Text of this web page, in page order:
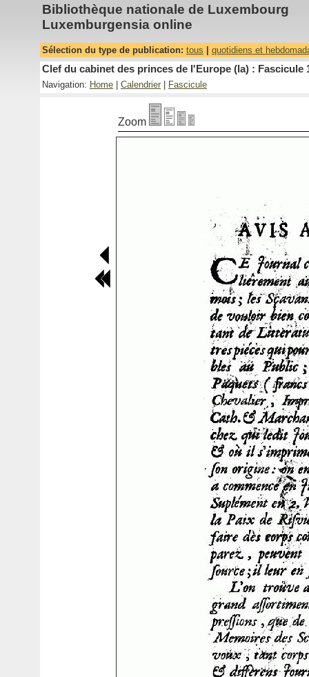
Bibliothèque nationale de Luxembourg
Luxemburgensia online
Sélection du type de publication: tous quotidiens et
Clef du cabinet des princes de l'Europe (la) : Fascicule
Navigation: Home Calendrier Fascicule
Zoom